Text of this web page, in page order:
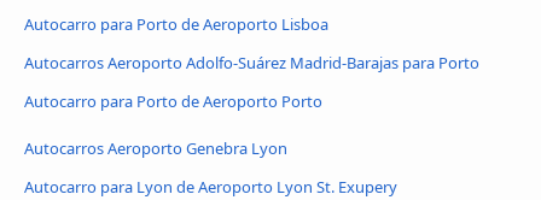
Autocarro para Porto de Aeroporto Lisboa
Autocarros Aeroporto Adolfo-Suárez Madrid-Barajas para Porto
Autocarro para Porto de Aeroporto Porto
Autocarros Aeroporto Genebra Lyon
Autocarro para Lyon de Aeroporto Lyon St. Exupery